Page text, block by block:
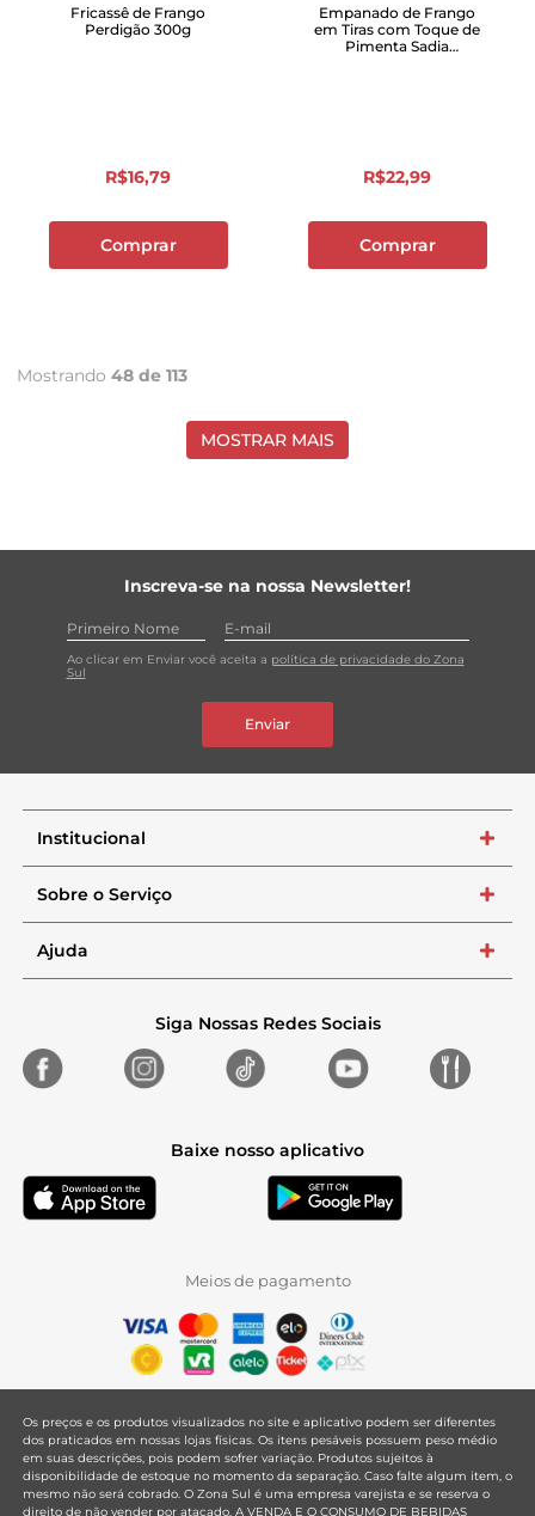
Fricassê de Frango
Perdigão 300g
R$16,79
Comprar
Empanado de Frango
em Tiras com Toque de
Pimenta Sadia
R$22,99
Comprar
Mostrando 48 de 113
MOSTRAR MAIS
Inscreva-se na nossa Newsletter!
Ao clicar em Enviar você aceita a política de privacidade do Zona
Sul
Enviar
Institucional +
Sobre o Serviço +
Ajuda +
Siga Nossas Redes Sociais
Baixe nosso aplicativo
Meios de pagamento
Os preços e os produtos visualizados no site e aplicativo podem ser diferentes
dos praticados em nossas lojas físicas. Os itens pesáveis possuem peso médio
em suas descrições, pois podem sofrer variação. Produtos sujeitos à
disponibilidade de estoque no momento da separação. Caso falte algum item, o
mesmo não será cobrado. O Zona Sul é uma empresa varejista e se reserva o
direito de não vender por atacado. A VENDA E O CONSUMO DE BEBIDAS